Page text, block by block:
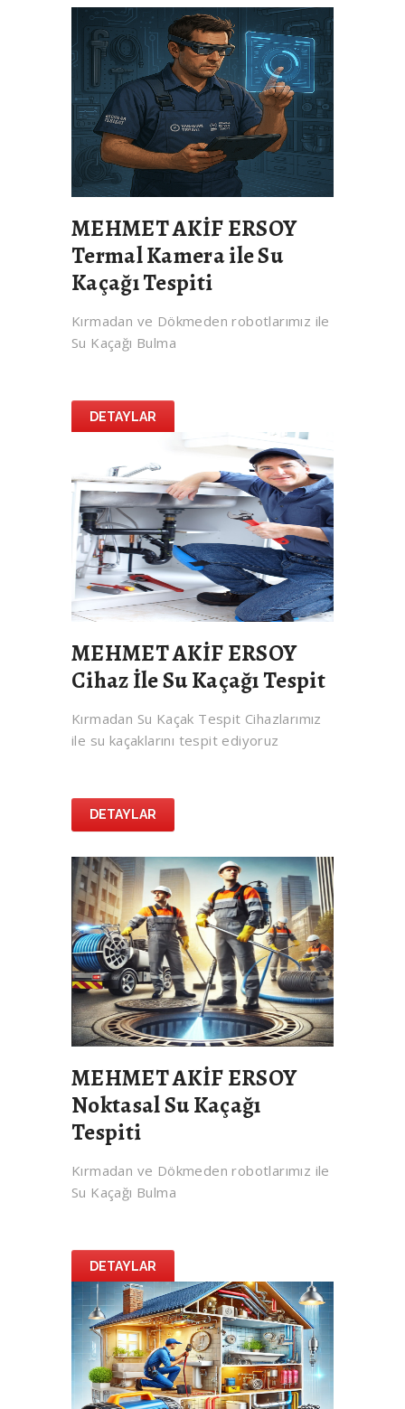
MEHMET AKİF ERSOY
Termal Kamera ile Su
Kaçağı Tespiti
Kırmadan ve Dökmeden robotlarımız ile
Su Kaçağı Bulma
DETAYLAR
MEHMET AKİF ERSOY
Cihaz İle Su Kaçağı Tespit
Kırmadan Su Kaçak Tespit Cihazlarımız
ile su kaçaklarını tespit ediyoruz
DETAYLAR
MEHMET AKİF ERSOY
Noktasal Su Kaçağı
Tespiti
Kırmadan ve Dökmeden robotlarımız ile
Su Kaçağı Bulma
DETAYLAR